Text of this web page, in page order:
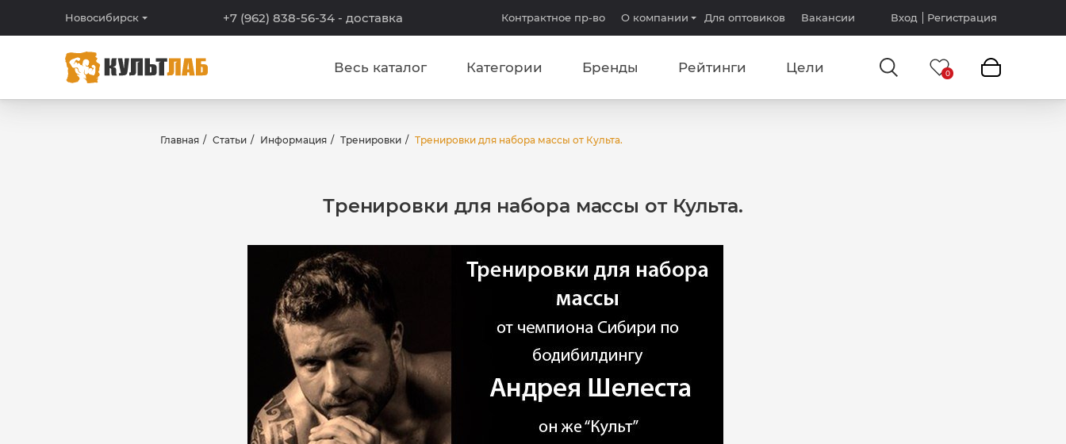
Новосибирск +7 (962) 838-56-34 - доставка Контрактное пр-во О компании Для оптовиков Вакансии Вход Регистрация
Весь каталог Категории Бренды Рейтинги Цели
Главная Статьи Информация Тренировки Тренировки для набора массы от Культа.
Тренировки для набора массы от Культа.